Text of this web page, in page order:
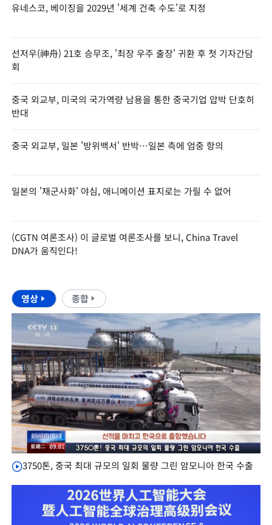
유네스코, 베이징을 2029년 '세계 건축 수도'로 지정
선저우(神舟) 21호 승무조, '최장 우주 출장' 귀환 후 첫 기자간담
회
중국 외교부, 미국의 국가역량 남용을 통한 중국기업 압박 단호히
반대
중국 외교부, 일본 '방위백서' 반박…일본 측에 엄중 항의
일본의 '재군사화' 야심, 애니메이션 표지로는 가릴 수 없어
(CGTN 여론조사) 이 글로벌 여론조사를 보니, China Travel
DNA가 움직인다!
영상 종합
3750톤, 중국 최대 규모의 일회 물량 그린 암모니아 한국 수출